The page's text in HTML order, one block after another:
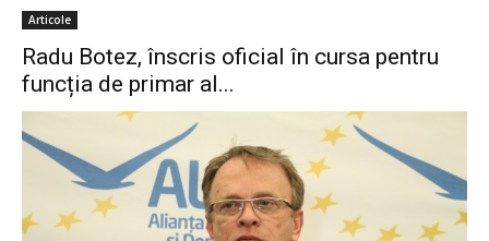
Articole
Radu Botez, înscris oficial în cursa pentru
funcția de primar al...